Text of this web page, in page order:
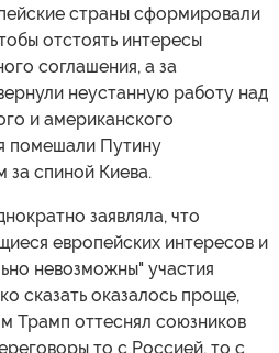
страны сформировали
отстоять интересы
соглашения, а за
неустанную работу над
и американского
помешали Путину
за спиной Киева.
заявляла, что
европейских интересов и
невозможны" участия
сказать оказалось проще,
Трамп оттеснял союзников
то с Россией, то с